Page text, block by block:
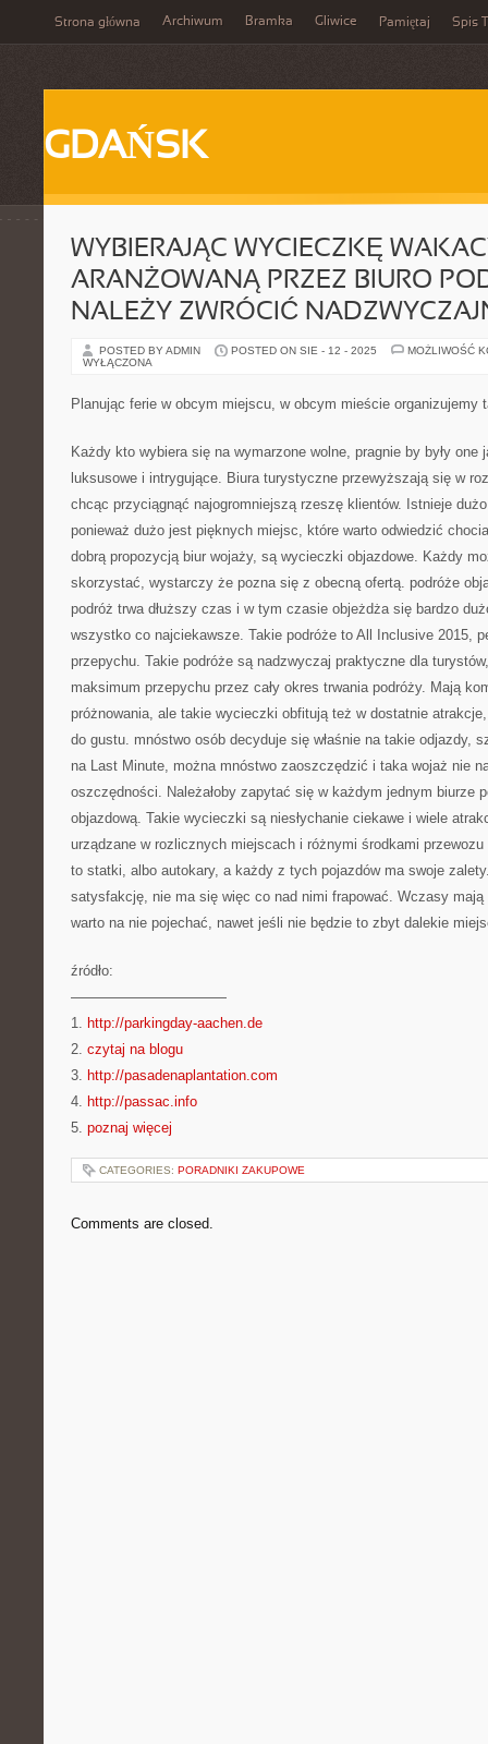
Strona główna Archiwum Bramka Gliwice Pamiętaj Spis
GDAŃSK
WYBIERAJĄC WYCIECZKĘ
ARANŻOWANĄ PRZEZ BIURO
NALEŻY ZWRÓCIĆ
POSTED BY ADMIN POSTED ON SIE - 12 - 2025
MOŻLIWOŚĆ
WYŁĄCZONA
Planując ferie w obcym miejscu, w obcym mieście organizujemy
Każdy kto wybiera się na wymarzone wolne, pragnie by były
luksusowe i intrygujące. Biura turystyczne przewyższają się w
chcąc przyciągnąć najogromniejszą rzeszę klientów. Istnieje
ponieważ dużo jest pięknych miejsc, które warto odwiedzić
dobrą propozycją biur wojaży, są wycieczki objazdowe. Każdy
skorzystać, wystarczy że pozna się z obecną ofertą. podróże
podróż trwa dłuższy czas i w tym czasie objeżdża się bardzo
wszystko co najciekawsze. Takie podróże to All Inclusive 2015,
przepychu. Takie podróże są nadzwyczaj praktyczne dla
maksimum przepychu przez cały okres trwania podróży. Mają
próżnowania, ale takie wycieczki obfitują też w dostatnie
do gustu. mnóstwo osób decyduje się właśnie na takie odjazdy,
na Last Minute, można mnóstwo zaoszczędzić i taka wojaż nie
oszczędności. Należałoby zapytać się w każdym jednym biurze
objazdową. Takie wycieczki są niesłychanie ciekawe i wiele
urządzane w rozlicznych miejscach i różnymi środkami przewozu
to statki, albo autokary, a każdy z tych pojazdów ma swoje
satysfakcję, nie ma się więc co nad nimi frapować. Wczasy mają
warto na nie pojechać, nawet jeśli nie będzie to zbyt dalekie
źródło:
———————————
1. http://parkingday-aachen.de
2. czytaj na blogu
3. http://pasadenaplantation.com
4. http://passac.info
5. poznaj więcej
CATEGORIES: PORADNIKI ZAKUPOWE
Comments are closed.